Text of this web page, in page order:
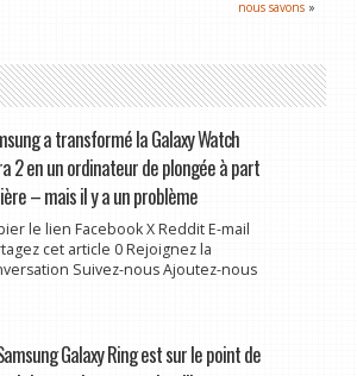
nous savons »
a transformé la Galaxy Watch
2 en un ordinateur de plongée à part
– mais il y a un problème
le lien Facebook X Reddit E-mail
cet article 0 Rejoignez la
Suivez-nous Ajoutez-nous
Galaxy Ring est sur le point de